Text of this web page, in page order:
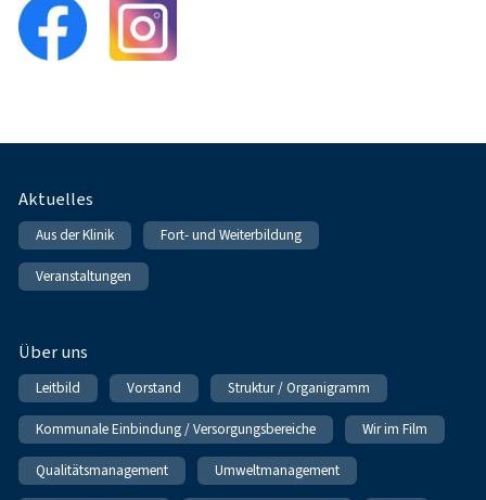
Fußnavigation
Aktuelles
Aus der Klinik Fort- und Weiterbildung
Veranstaltungen
Über uns
Leitbild Vorstand Struktur / Organigramm
Kommunale Einbindung / Versorgungsbereiche Wir im Film
Qualitätsmanagement Umweltmanagement